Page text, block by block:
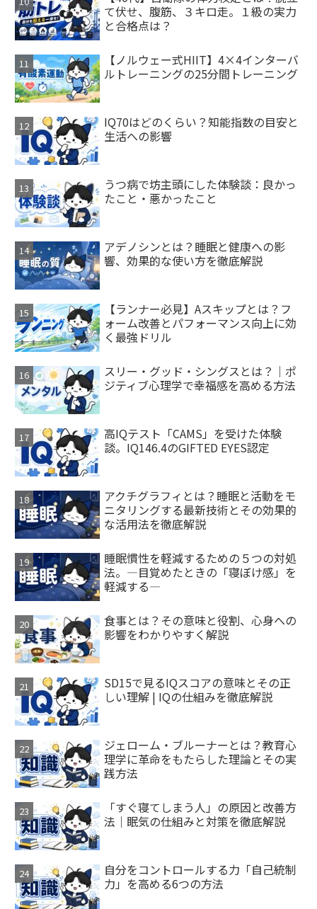
て伏せ、腹筋、３キロ走。１級の実力
と合格点は？
【ノルウェー式HIIT】4×4インターバ
ルトレーニングの25分間トレーニング
IQ70はどのくらい？知能指数の目安と
生活への影響
うつ病で坊主頭にした体験談：良かっ
たこと・悪かったこと
アデノシンとは？睡眠と健康への影
響、効果的な使い方を徹底解説
【ランナー必見】Aスキップとは？フ
ォーム改善とパフォーマンス向上に効
く最強ドリル
スリー・グッド・シングスとは？｜ポ
ジティブ心理学で幸福感を高める方法
高IQテスト「CAMS」を受けた体験
談。IQ146.4のGIFTED EYES認定
アクチグラフィとは？睡眠と活動をモ
ニタリングする最新技術とその効果的
な活用法を徹底解説
睡眠慣性を軽減するための５つの対処
法。―目覚めたときの「寝ぼけ感」を
軽減する―
食事とは？その意味と役割、心身への
影響をわかりやすく解説
SD15で見るIQスコアの意味とその正
しい理解 | IQの仕組みを徹底解説
ジェローム・ブルーナーとは？教育心
理学に革命をもたらした理論とその実
践方法
「すぐ寝てしまう人」の原因と改善方
法｜眠気の仕組みと対策を徹底解説
自分をコントロールする力「自己統制
力」を高める6つの方法